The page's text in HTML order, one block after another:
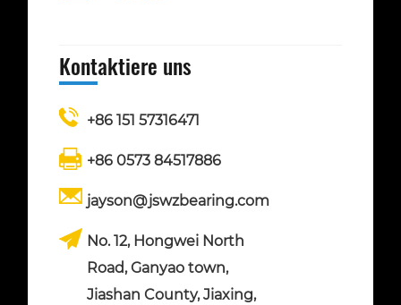
Kontaktiere uns
+86 151 57316471
+86 0573 84517886
jayson@jswzbearing.com
No. 12, Hongwei North
Road, Ganyao town,
Jiashan County, Jiaxing,